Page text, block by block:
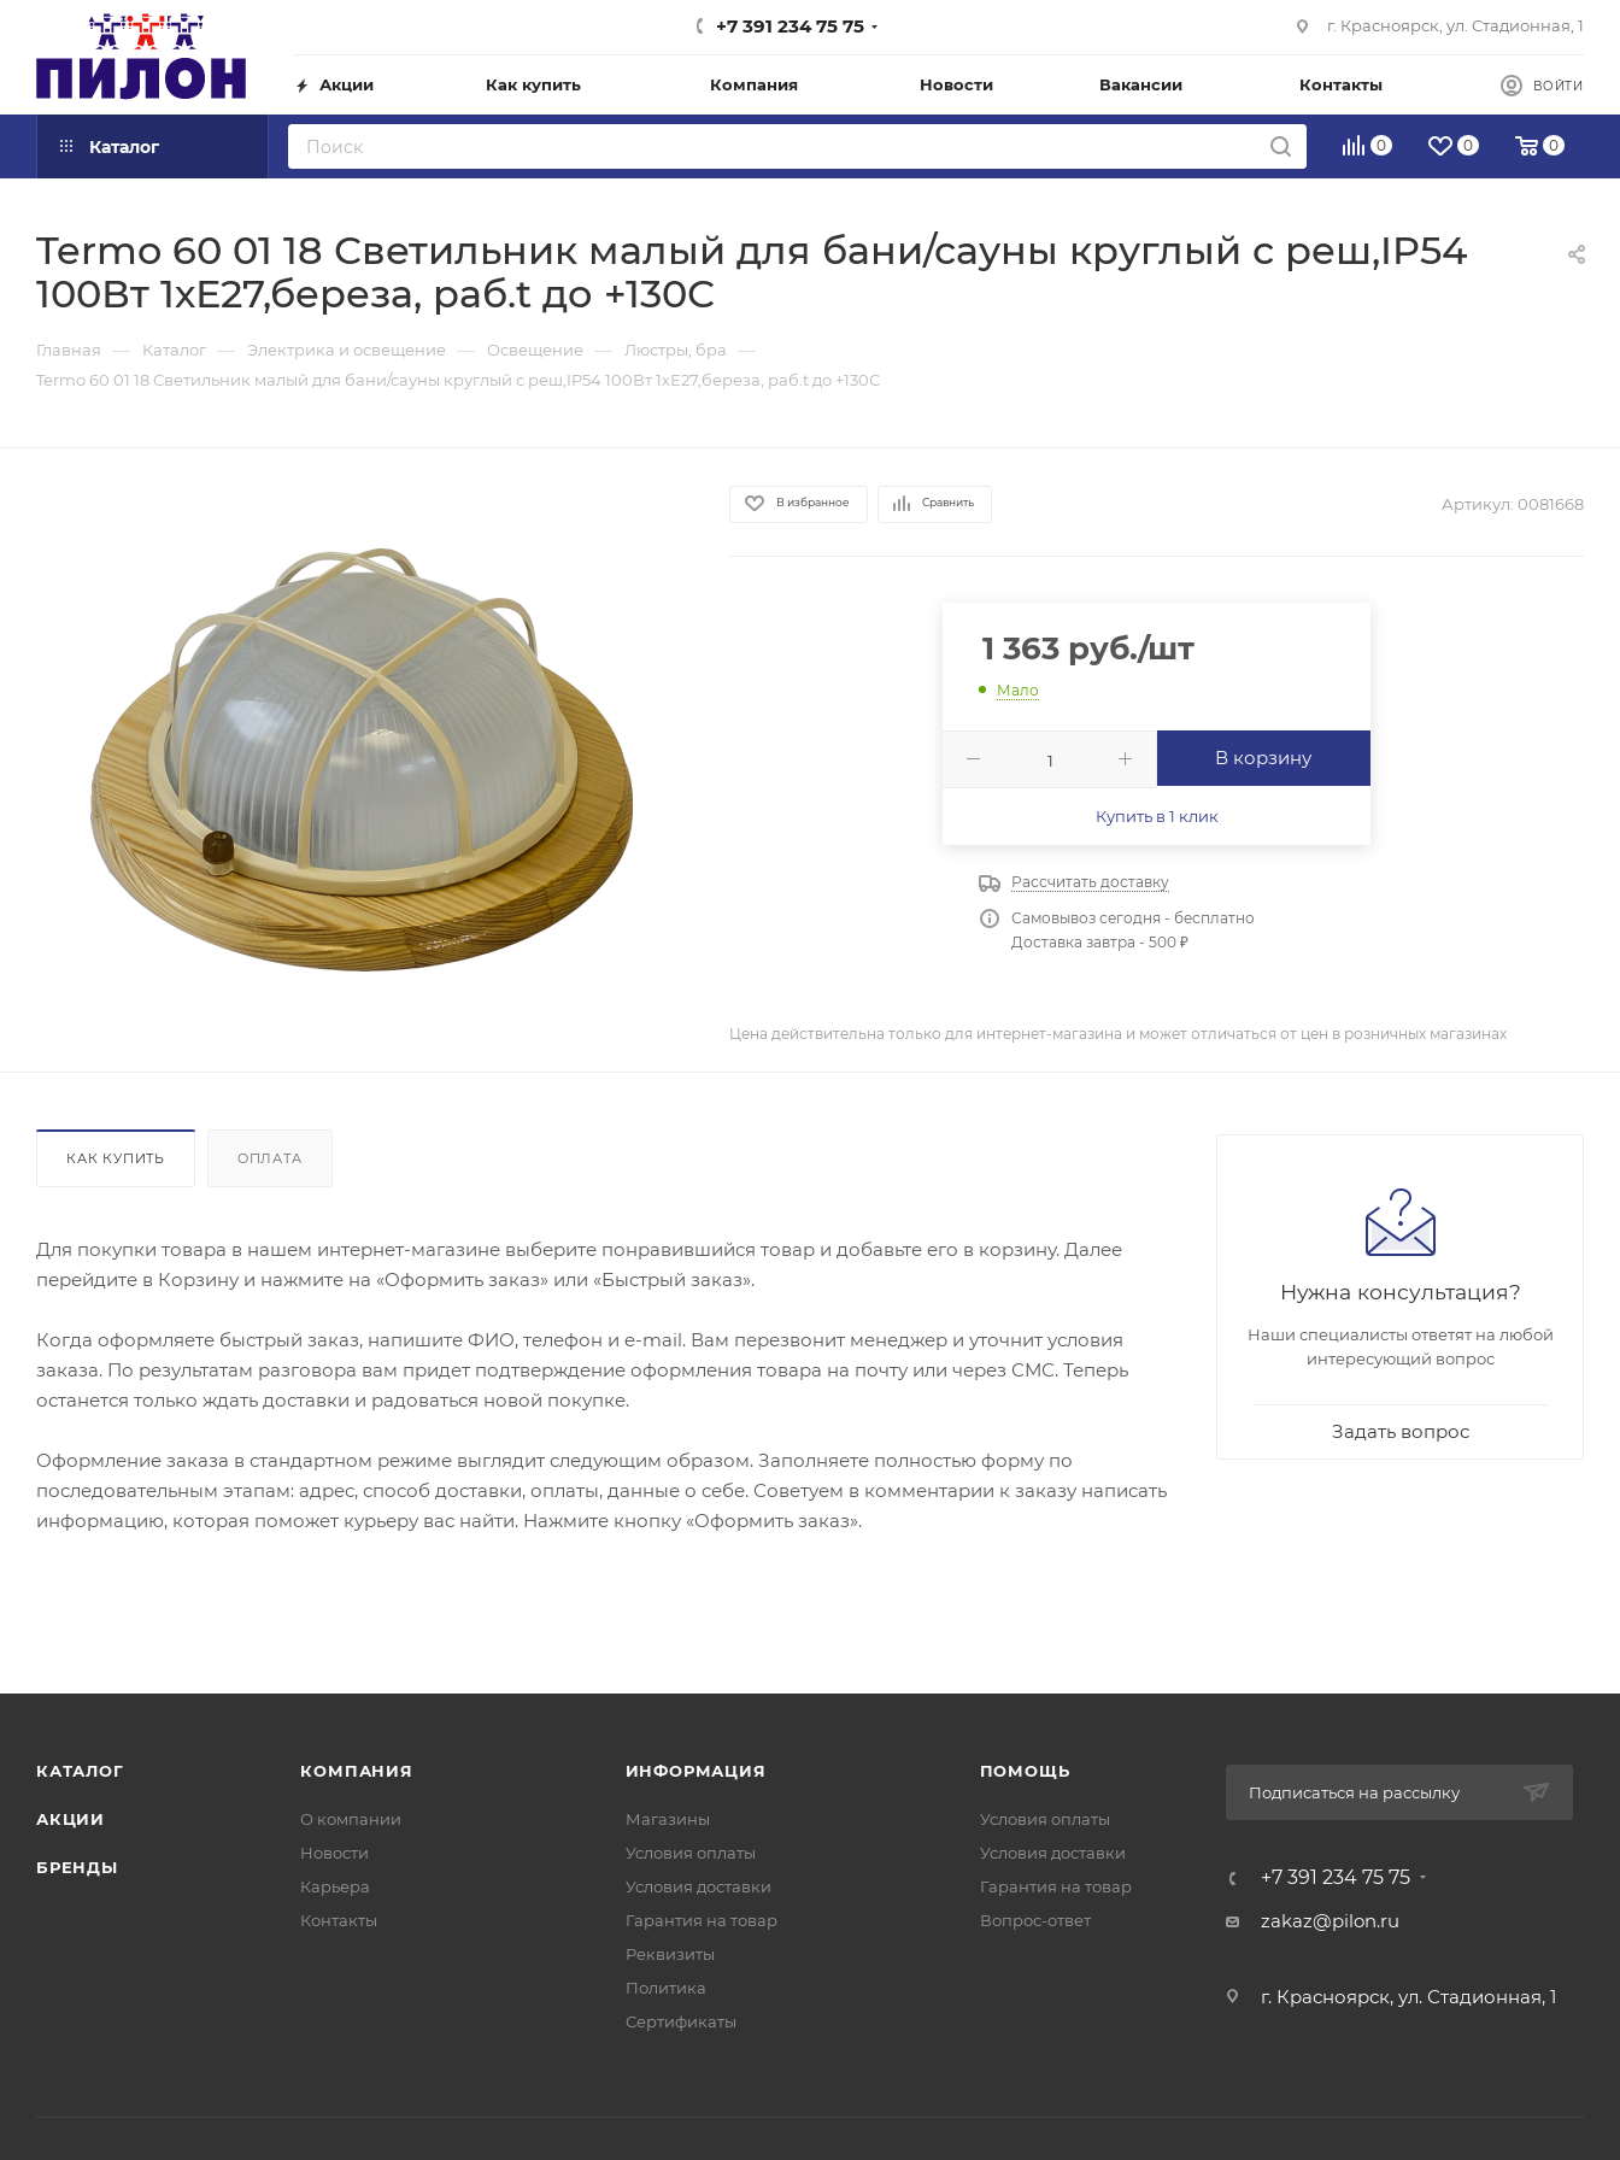
+7 391 234 75 75 г. Красноярск, ул. Стадионная, 1
Акции Как купить Компания Новости Вакансии Контакты ВОЙТИ
Каталог 0 0 0
Termo 60 01 18 Светильник малый для бани/сауны круглый с реш,IP54
100Вт 1хЕ27,береза, раб.t до +130С
Главная — Каталог — Электрика и освещение — Освещение — Люстры, бра —
Termo 60 01 18 Светильник малый для бани/сауны круглый с реш,IP54 100Вт 1хЕ27,береза, раб.t до +130С
В избранное Сравнить Артикул: 0081668
1 363 руб./шт
Мало
В корзину
Купить в 1 клик
Рассчитать доставку
Самовывоз сегодня - бесплатно
Доставка завтра - 500 ₽
Цена действительна только для интернет-магазина и может отличаться от цен в розничных магазинах
КАК КУПИТЬ ОПЛАТА
Для покупки товара в нашем интернет-магазине выберите понравившийся товар и добавьте его в корзину. Далее
перейдите в Корзину и нажмите на «Оформить заказ» или «Быстрый заказ».
Когда оформляете быстрый заказ, напишите ФИО, телефон и e-mail. Вам перезвонит менеджер и уточнит условия
заказа. По результатам разговора вам придет подтверждение оформления товара на почту или через СМС. Теперь
останется только ждать доставки и радоваться новой покупке.
Оформление заказа в стандартном режиме выглядит следующим образом. Заполняете полностью форму по
последовательным этапам: адрес, способ доставки, оплаты, данные о себе. Советуем в комментарии к заказу написать
информацию, которая поможет курьеру вас найти. Нажмите кнопку «Оформить заказ».
Нужна консультация?
Наши специалисты ответят на любой
интересующий вопрос
Задать вопрос
КАТАЛОГ
АКЦИИ
БРЕНДЫ
КОМПАНИЯ
О компании
Новости
Карьера
Контакты
ИНФОРМАЦИЯ
Магазины
Условия оплаты
Условия доставки
Гарантия на товар
Реквизиты
Политика
Сертификаты
ПОМОЩЬ
Условия оплаты
Условия доставки
Гарантия на товар
Вопрос-ответ
Подписаться на рассылку
+7 391 234 75 75
zakaz@pilon.ru
г. Красноярск, ул. Стадионная, 1